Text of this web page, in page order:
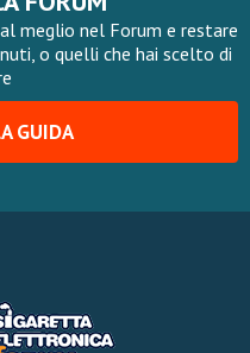
meglio nel Forum e restare
o quelli che hai scelto di
GUIDA